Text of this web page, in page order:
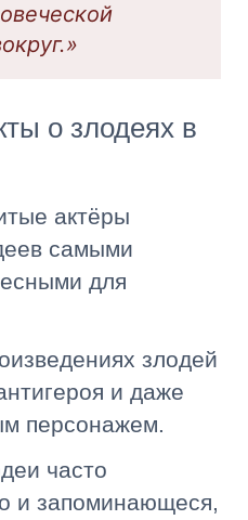
о злодеях в
актёры
самыми
для
злодей
и даже
персонажем.
часто
и запоминающеся,